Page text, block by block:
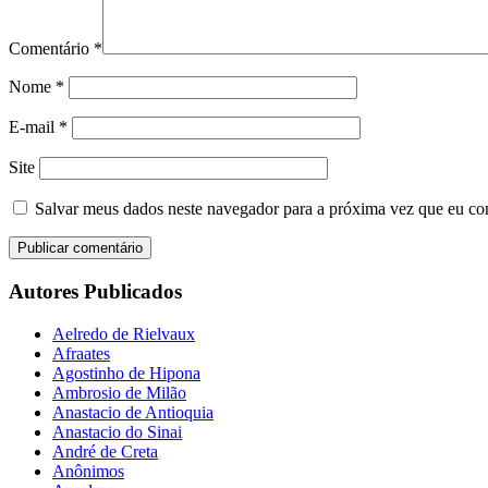
Comentário *
Nome *
E-mail *
Site
Salvar meus dados neste navegador para a próxima vez que eu
Autores Publicados
Aelredo de Rielvaux
Afraates
Agostinho de Hipona
Ambrosio de Milão
Anastacio de Antioquia
Anastacio do Sinai
André de Creta
Anônimos